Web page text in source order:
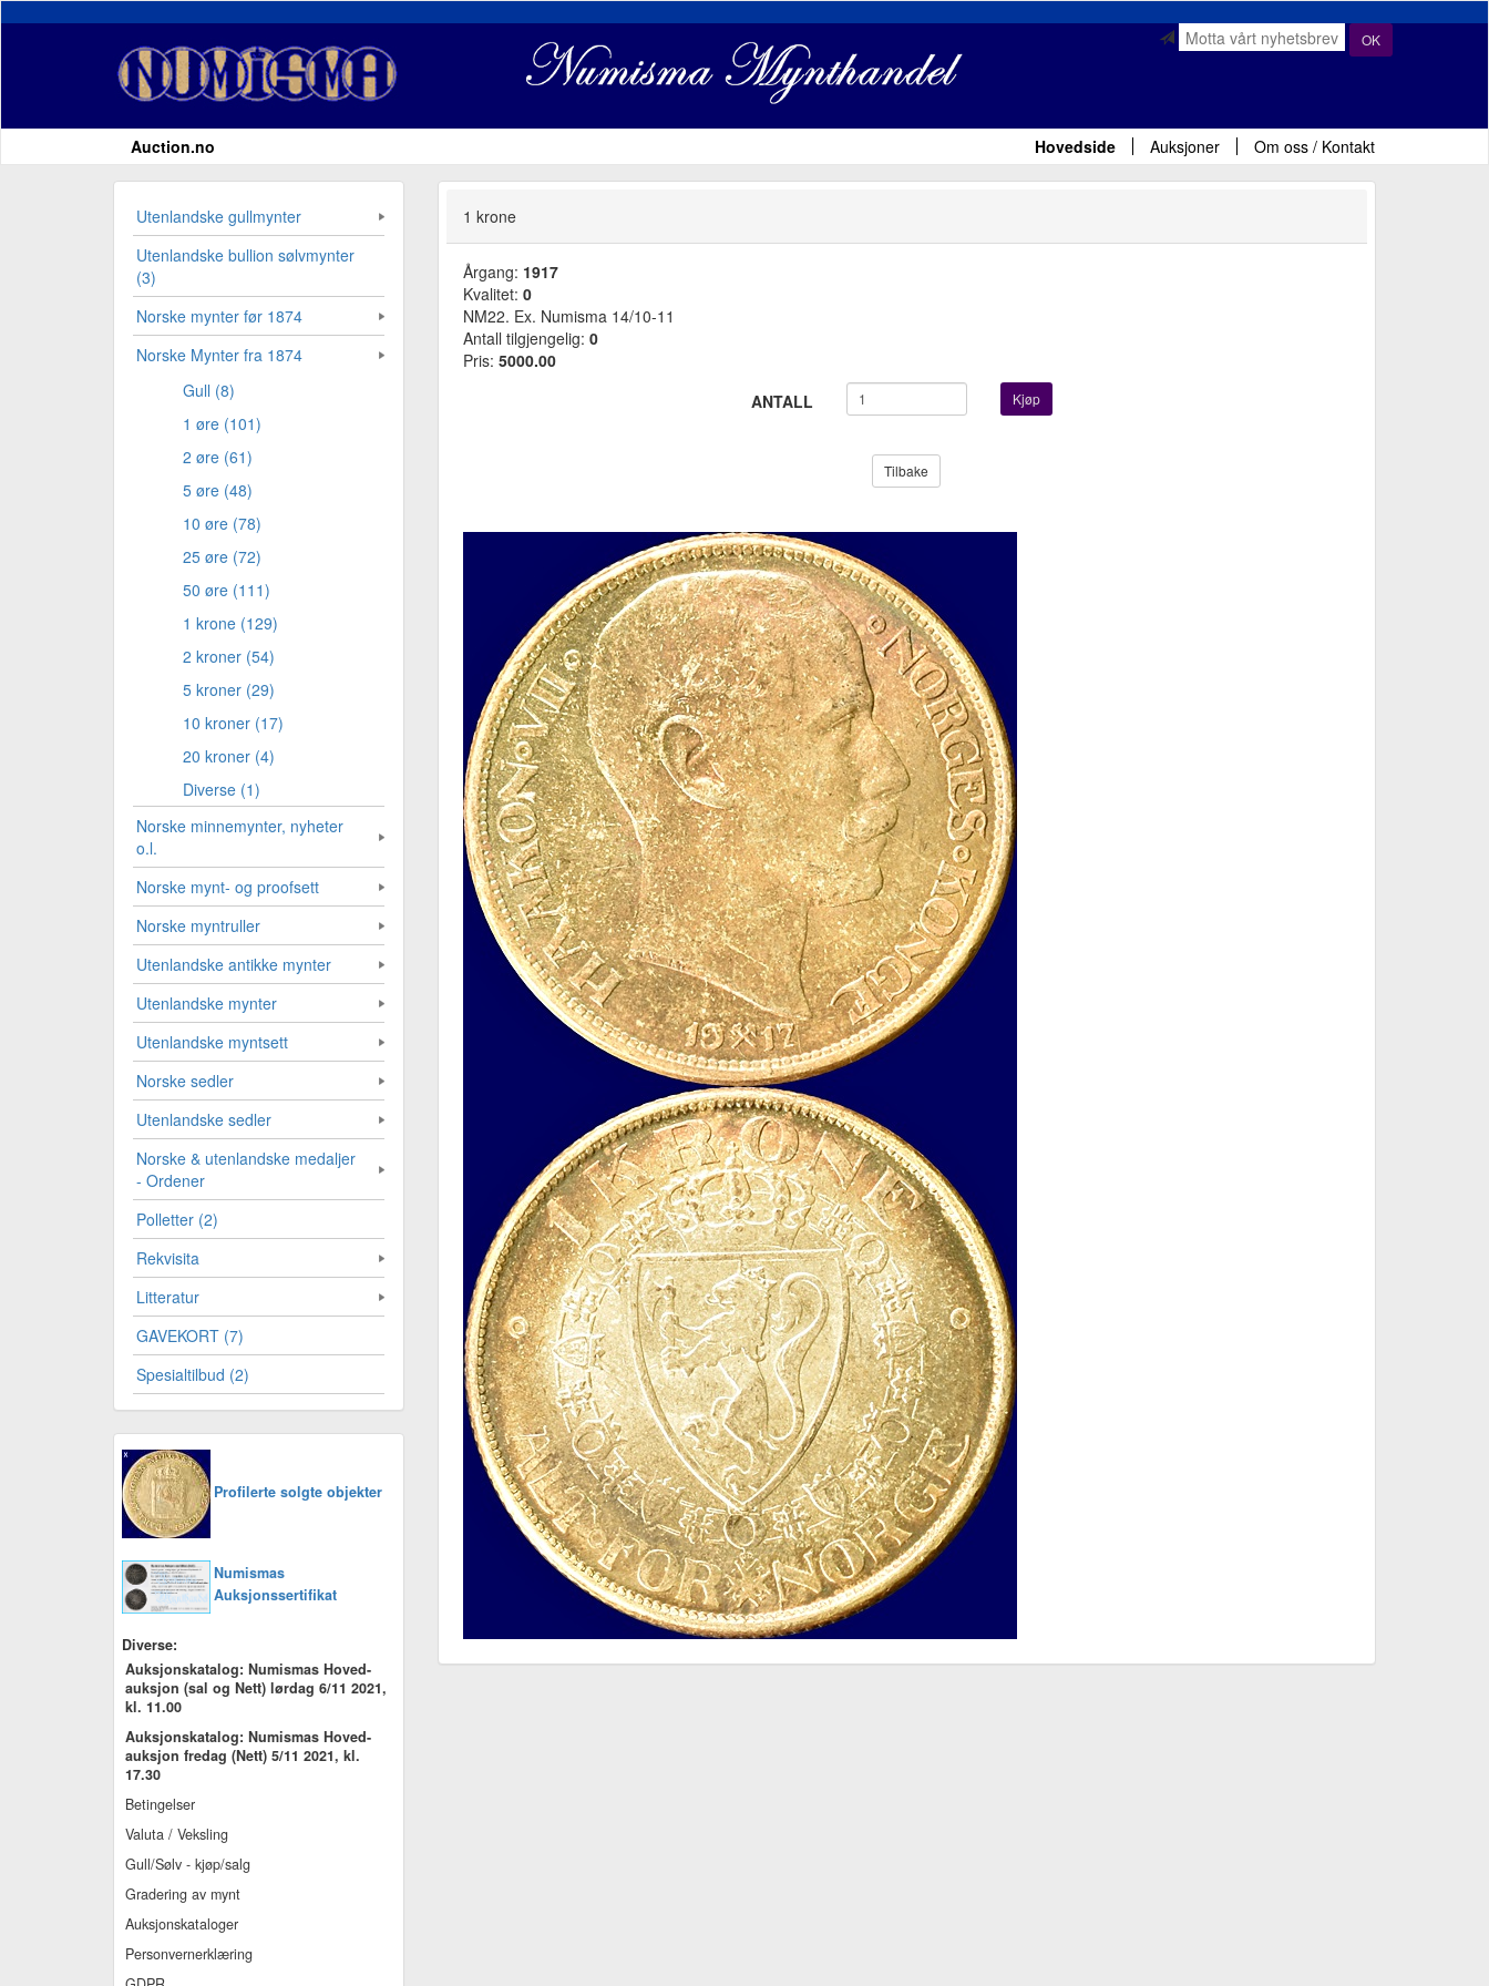
OK
Auction.no Hovedside Auksjoner Om oss / Kontakt
Utenlandske gullmynter
Utenlandske bullion sølvmynter
(3)
Norske mynter før 1874
Norske Mynter fra 1874
Gull (8)
1 øre (101)
2 øre (61)
5 øre (48)
10 øre (78)
25 øre (72)
50 øre (111)
1 krone (129)
2 kroner (54)
5 kroner (29)
10 kroner (17)
20 kroner (4)
Diverse (1)
Norske minnemynter, nyheter
o.l.
Norske mynt- og proofsett
Norske myntruller
Utenlandske antikke mynter
Utenlandske mynter
Utenlandske myntsett
Norske sedler
Utenlandske sedler
Norske & utenlandske medaljer
- Ordener
Polletter (2)
Rekvisita
Litteratur
GAVEKORT (7)
Spesialtilbud (2)
Profilerte solgte objekter
Numismas
Auksjonssertifikat
Diverse:
Auksjonskatalog: Numismas Hoved-
auksjon (sal og Nett) lørdag 6/11 2021,
kl. 11.00
Auksjonskatalog: Numismas Hoved-
auksjon fredag (Nett) 5/11 2021, kl.
17.30
Betingelser
Valuta / Veksling
Gull/Sølv - kjøp/salg
Gradering av mynt
Auksjonskataloger
Personvernerklæring
1 krone
Årgang: 1917
Kvalitet: 0
NM22. Ex. Numisma 14/10-11
Antall tilgjengelig: 0
Pris: 5000.00
ANTALL
Kjøp
Tilbake